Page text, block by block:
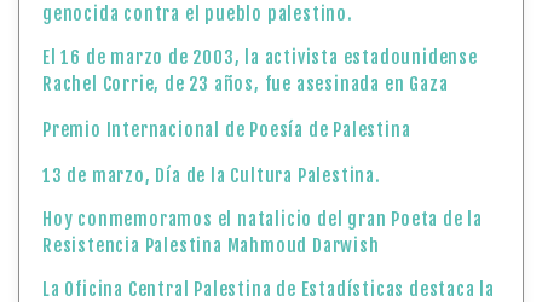
genocida contra el pueblo palestino.
El 16 de marzo de 2003, la activista estadounidense
Rachel Corrie, de 23 años, fue asesinada en Gaza
Premio Internacional de Poesía de Palestina
13 de marzo, Día de la Cultura Palestina.
Hoy conmemoramos el natalicio del gran Poeta de la
Resistencia Palestina Mahmoud Darwish
La Oficina Central Palestina de Estadísticas destaca la